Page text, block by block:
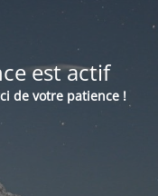
est actif
de votre patience !